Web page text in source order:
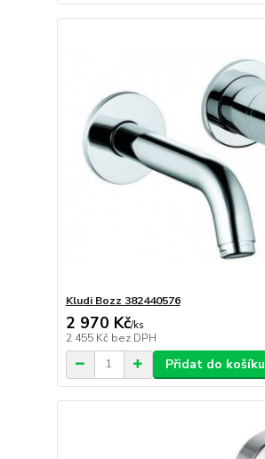
Kludi Bozz 382440576
2 970 Kč/ks
2 455 Kč bez DPH
Přidat do košíku